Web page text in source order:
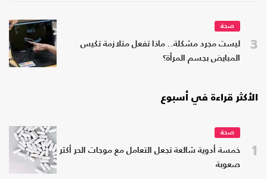
3
صحة
ليست مجرد مشكلة.. ماذا تفعل متلازمة تكيس
المبايض بجسم المرأة؟
الأكثر قراءة في أسبوع
1
صحة
خمسة أدوية شائعة تجعل التعامل مع موجات الحر أكثر
صعوبة